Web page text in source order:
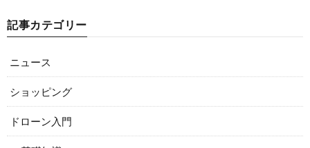
記事カテゴリー
ニュース
ショッピング
ドローン入門